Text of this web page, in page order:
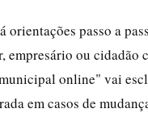
passo a
empresário ou cidadão
online" vai
em casos de